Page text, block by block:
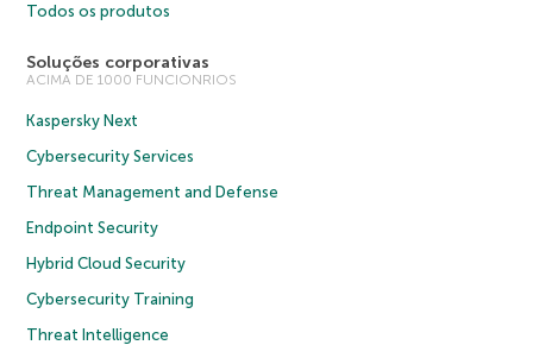
Todos os produtos
Soluções corporativas
ACIMA DE 1000 FUNCIONRIOS
Kaspersky Next
Cybersecurity Services
Threat Management and Defense
Endpoint Security
Hybrid Cloud Security
Cybersecurity Training
Threat Intelligence